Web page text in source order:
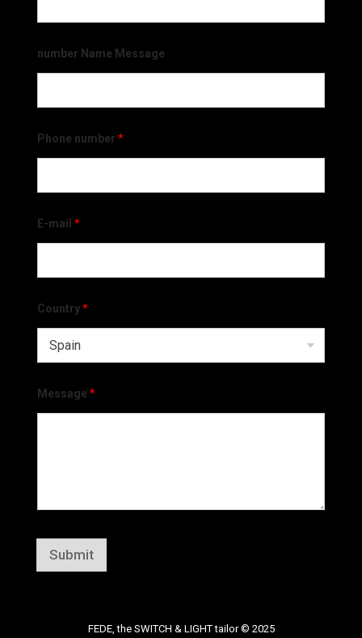
number Name Message
Phone number *
E-mail *
Country*
Message *
Submit
FEDE, the SWITCH & LIGHT tailor © 2025